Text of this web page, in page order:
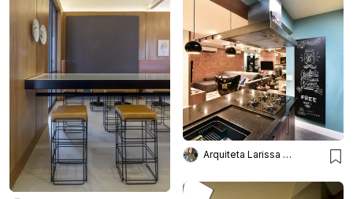
Arquiteta Larissa Bellinatti